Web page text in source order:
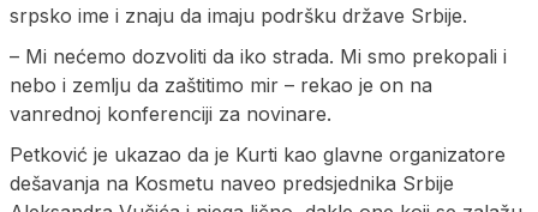
srpsko ime i znaju da imaju podršku države Srbije.
– Mi nećemo dozvoliti da iko strada. Mi smo prekopali i
nebo i zemlju da zaštitimo mir – rekao je on na
vanrednoj konferenciji za novinare.
Petković je ukazao da je Kurti kao glavne organizatore
dešavanja na Kosmetu naveo predsjednika Srbije